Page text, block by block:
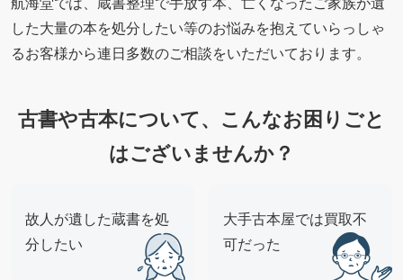
した大量の本を処分したい等のお悩みを抱えていらっしゃ
るお客様から連日多数のご相談をいただいております。
古書や古本について、こんなお困りごと
はございませんか？
故人が遺した蔵書を処
分したい
大手古本屋では買取不
可だった